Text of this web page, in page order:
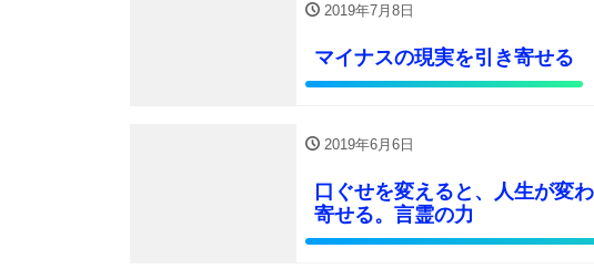
2019年7月8日
マイナスの現実を引き寄せる
2019年6月6日
口ぐせを変えると、人生が変
寄せる。言霊の力